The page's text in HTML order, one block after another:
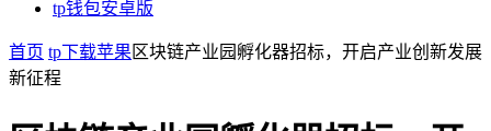
tp钱包安卓版
首页 tp下载苹果 区块链产业园孵化器招标，开启产业创新发展
新征程